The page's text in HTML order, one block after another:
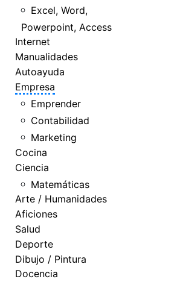
Excel, Word,
Powerpoint, Access
Internet
Manualidades
Autoayuda
Empresa
Emprender
Contabilidad
Marketing
Cocina
Ciencia
Matemáticas
Arte / Humanidades
Aficiones
Salud
Deporte
Dibujo / Pintura
Docencia